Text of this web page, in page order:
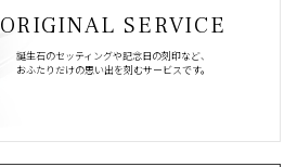
ORIGINAL SERVICE
誕生石のセッティングや記念日の刻印など、
おふたりだけの思い出を刻むサービスです。